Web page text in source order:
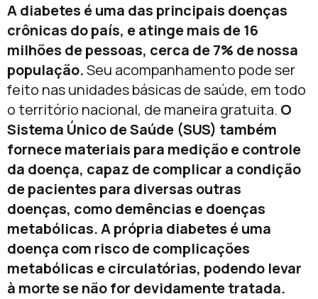
A diabetes é uma das principais doenças
crônicas do país, e atinge mais de 16
milhões de pessoas, cerca de 7% de nossa
população.Seu acompanhamento pode ser
feito nas unidades básicas de saúde, em todo
o território nacional, de maneira gratuita. O
Sistema Único de Saúde (SUS) também
fornece materiais para medição e controle
da doença, capaz de complicar a condição
de pacientes para diversas outras
doenças, como demências e doenças
metabólicas.A própria diabetes é uma
doença com risco de complicações
metabólicas e circulatórias, podendo levar
à morte se não for devidamente tratada.